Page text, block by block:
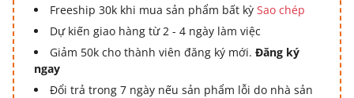
Freeship 30k khi mua sản phẩm bất kỳ Sao chép
Dự kiến giao hàng từ 2 - 4 ngày làm việc
Giảm 50k cho thành viên đăng ký mới. Đăng ký
ngay
Đổi trả trong 7 ngày nếu sản phẩm lỗi do nhà sản